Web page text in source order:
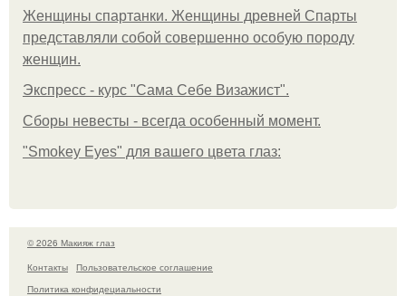
Женщины спартанки. Женщины древней Спарты
представляли собой совершенно особую породу
женщин.
Экспресс - курс "Сама Себе Визажист".
Сборы невесты - всегда особенный момент.
"Smokey Eyes" для вашего цвета глаз:
© 2026 Макияж глаз
Контакты
Пользовательское соглашение
Политика конфидециальности